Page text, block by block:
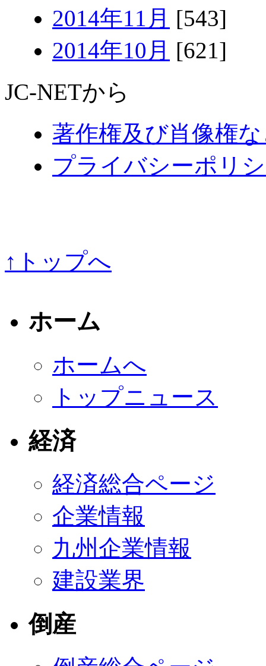
2014年11月 [543]
2014年10月 [621]
JC-NETから
著作権及び肖像権
プライバシーポリ
↑トップへ
ホーム
ホームへ
トップニュース
経済
経済総合ページ
企業情報
九州企業情報
建設業界
倒産